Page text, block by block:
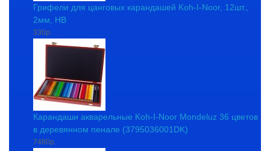
Грифели для цанговых карандашей Koh-I-Noor, 12шт.,
2мм, HB
330р.
Карандаши акварельные Koh-I-Noor Mondeluz 36 цветов
в деревянном пенале (3795036001DK)
7480р.